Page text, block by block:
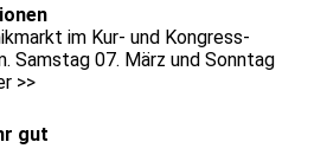
im Kur- und Kongress-
Samstag 07. März und Sonntag
>>
gut